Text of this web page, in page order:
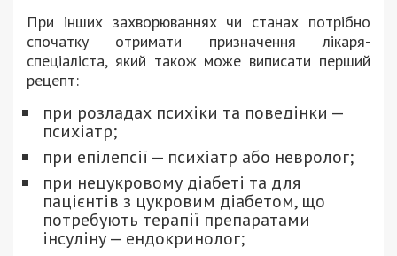
При інших захворюваннях чи станах потрібно
спочатку отримати призначення лікаря-
спеціаліста, який також може виписати перший
рецепт:
при розладах психіки та поведінки —
психіатр;
при епілепсії — психіатр або невролог;
при нецукровому діабеті та для
пацієнтів з цукровим діабетом, що
потребують терапії препаратами
інсуліну — ендокринолог;